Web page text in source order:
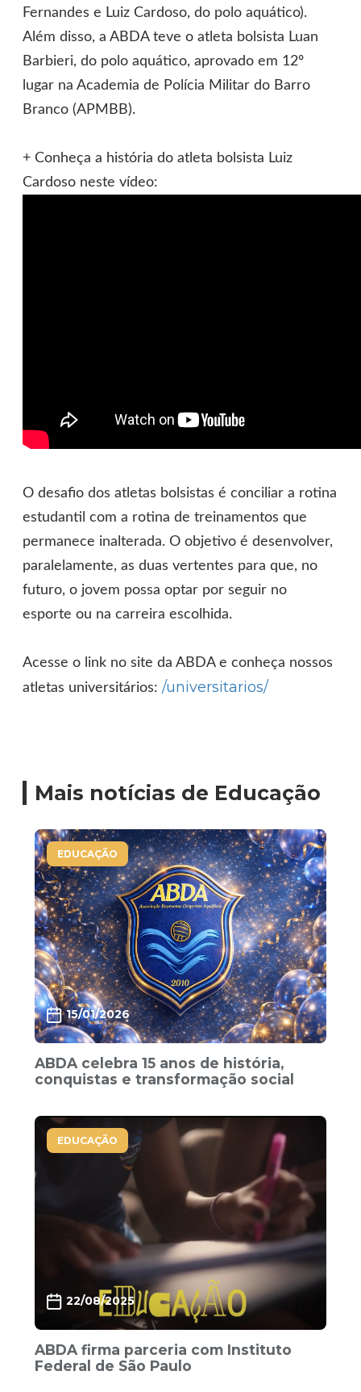
Fernandes e Luiz Cardoso, do polo aquático).
Além disso, a ABDA teve o atleta bolsista Luan
Barbieri, do polo aquático, aprovado em 12º
lugar na Academia de Polícia Militar do Barro
Branco (APMBB).
+ Conheça a história do atleta bolsista Luiz
Cardoso neste vídeo:
O desafio dos atletas bolsistas é conciliar a rotina
estudantil com a rotina de treinamentos que
permanece inalterada. O objetivo é desenvolver,
paralelamente, as duas vertentes para que, no
futuro, o jovem possa optar por seguir no
esporte ou na carreira escolhida.
Acesse o link no site da ABDA e conheça nossos
atletas universitários:/universitarios/
Mais notícias de Educação
EDUCAÇÃO
15/01/2026
ABDA celebra 15 anos de história,
conquistas e transformação social
EDUCAÇÃO
22/08/2025
ABDA firma parceria com Instituto
Federal de São Paulo